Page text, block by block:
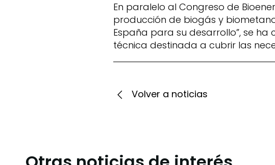
En paralelo al Congreso de
producción de biogás y
España para su desarrollo”, se ha
técnica destinada a cubrir las
Volver a noticias